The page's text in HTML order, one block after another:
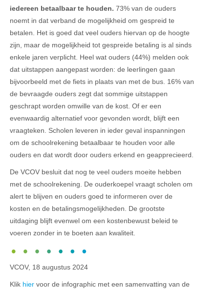
iedereen betaalbaar te houden. 73% van de ouders
noemt in dat verband de mogelijkheid om gespreid te
betalen. Het is goed dat veel ouders hiervan op de hoogte
zijn, maar de mogelijkheid tot gespreide betaling is al sinds
enkele jaren verplicht. Heel wat ouders (44%) melden ook
dat uitstappen aangepast worden: de leerlingen gaan
bijvoorbeeld met de fiets in plaats van met de bus. 16% van
de bevraagde ouders zegt dat sommige uitstappen
geschrapt worden omwille van de kost. Of er een
evenwaardig alternatief voor gevonden wordt, blijft een
vraagteken. Scholen leveren in ieder geval inspanningen
om de schoolrekening betaalbaar te houden voor alle
ouders en dat wordt door ouders erkend en geapprecieerd.
De VCOV besluit dat nog te veel ouders moeite hebben
met de schoolrekening. De ouderkoepel vraagt scholen om
alert te blijven en ouders goed te informeren over de
kosten en de betalingsmogelijkheden. De grootste
uitdaging blijft evenwel om een kostenbewust beleid te
voeren zonder in te boeten aan kwaliteit.
VCOV, 18 augustus 2024
Klik hier voor de infographic met een samenvatting van de